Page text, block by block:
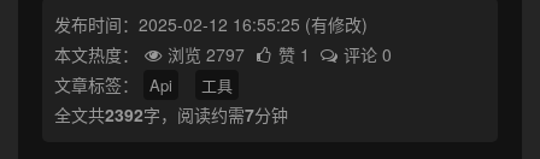
发布时间：2025-02-12 16:55:25 (有修改)
本文热度：
浏览 2797 赞 1
评论 0
文章标签：
Api 工具
全文共2392字，阅读约需7分钟